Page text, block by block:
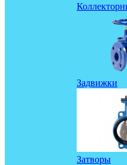
Задвижки
Затворы